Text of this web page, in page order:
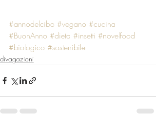
#annodelcibo #vegano #cucina
#BuonAnno #dieta #insetti #novelfood
#biologico #sostenibile
divagazioni